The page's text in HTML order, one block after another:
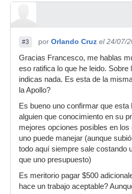
#3 por Orlando Cruz el 24/07/
Gracias Francesco, me hablas
eso ratifica lo que he leido. Sobre
indicas nada. Es esta de la
la Apollo?
Es bueno uno confirmar que
alguien que conocimiento en su
mejores opciones posibles en
uno puede manejar (aunque
todo aquí siempre sale costando
que uno presupuesto)
Es meritorio pagar $500
hace un trabajo aceptable?